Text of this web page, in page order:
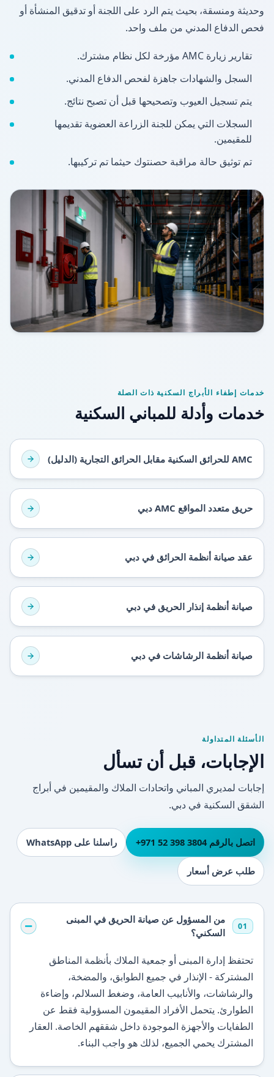
وحديثة ومنسقة، بحيث يتم الرد على اللجنة أو تدقيق المنشأة أو
فحص الدفاع المدني من ملف واحد.
تقارير زيارة AMC مؤرخة لكل نظام مشترك.
السجل والشهادات جاهزة لفحص الدفاع المدني.
يتم تسجيل العيوب وتصحيحها قبل أن تصبح نتائج.
السجلات التي يمكن للجنة الزراعة العضوية تقديمها
للمقيمين.
تم توثيق حالة مراقبة حصنتوك حيثما تم تركيبها.
خدمات إطفاء الأبراج السكنية ذات الصلة
خدمات وأدلة للمباني السكنية
AMC للحرائق السكنية مقابل الحرائق التجارية (الدليل)
حريق متعدد المواقع AMC دبي
عقد صيانة أنظمة الحرائق في دبي
صيانة أنظمة إنذار الحريق في دبي
صيانة أنظمة الرشاشات في دبي
الأسئلة المتداولة
الإجابات، قبل أن تسأل
إجابات لمديري المباني واتحادات الملاك والمقيمين في أبراج
الشقق السكنية في دبي.
اتصل بالرقم ⁦+971 52 398 3804⁩ راسلنا على WhatsApp
طلب عرض أسعار
01
من المسؤول عن صيانة الحريق في المبنى
السكني؟
تحتفظ إدارة المبنى أو جمعية الملاك بأنظمة المناطق
المشتركة - الإنذار في جميع الطوابق، والمضخة،
والرشاشات، والأنابيب العامة، وضغط السلالم، وإضاءة
الطوارئ. يتحمل الأفراد المقيمون المسؤولية فقط عن
الطفايات والأجهزة الموجودة داخل شققهم الخاصة. العقار
المشترك يحمي الجميع، لذلك هو واجب البناء.